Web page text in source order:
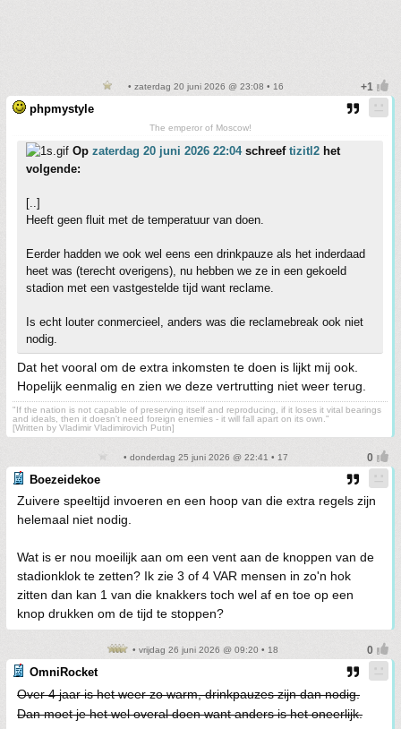
• zaterdag 20 juni 2026 @ 23:08 • 16
phpmystyle
The emperor of Moscow!
Op zaterdag 20 juni 2026 22:04schreef tizitl2 het
volgende:
[..]
Heeft geen fluit met de temperatuur van doen.
Eerder hadden we ook wel eens een drinkpauze als het inderdaad
heet was (terecht overigens), nu hebben we ze in een gekoeld
stadion met een vastgestelde tijd want reclame.
Is echt louter conmercieel, anders was die reclamebreak ook niet
nodig.
Dat het vooral om de extra inkomsten te doen is lijkt mij ook.
Hopelijk eenmalig en zien we deze vertrutting niet weer terug.
"If the nation is not capable of preserving itself and reproducing, if it loses it vital bearings
and ideals, then it doesn't need foreign enemies - it will fall apart on its own."
[Written by Vladimir Vladimirovich Putin]
• donderdag 25 juni 2026 @ 22:41 • 17
Boezeidekoe
Zuivere speeltijd invoeren en een hoop van die extra regels zijn
helemaal niet nodig.
Wat is er nou moeilijk aan om een vent aan de knoppen van de
stadionklok te zetten? Ik zie 3 of 4 VAR mensen in zo'n hok
zitten dan kan 1 van die knakkers toch wel af en toe op een
knop drukken om de tijd te stoppen?
• vrijdag 26 juni 2026 @ 09:20 • 18
OmniRocket
Over 4 jaar is het weer zo warm, drinkpauzes zijn dan nodig.
Dan moet je het wel overal doen want anders is het oneerlijk.